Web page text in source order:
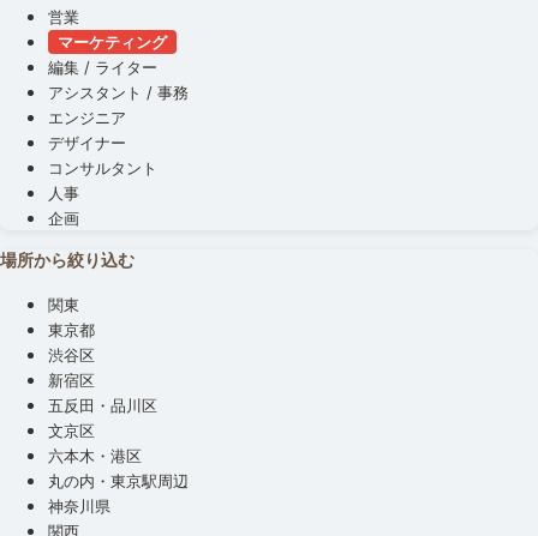
営業
マーケティング
編集 / ライター
アシスタント / 事務
エンジニア
デザイナー
コンサルタント
人事
企画
場所から絞り込む
関東
東京都
渋谷区
新宿区
五反田・品川区
文京区
六本木・港区
丸の内・東京駅周辺
神奈川県
関西